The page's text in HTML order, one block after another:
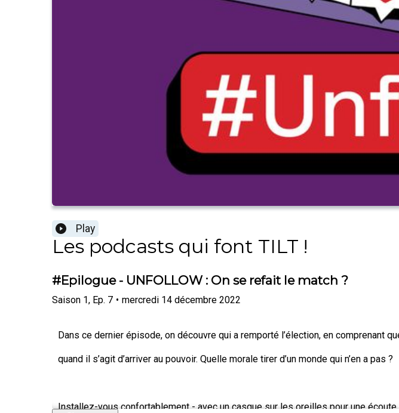
Play
Les podcasts qui font TILT !
#Epilogue - UNFOLLOW : On se refait le match ?
Saison 1, Ep. 7 • mercredi 14 décembre 2022
Dans ce dernier épisode, on découvre qui a remporté l’élection, en comprenant
quand il s’agit d’arriver au pouvoir. Quelle morale tirer d’un monde qui n’en a pas ?
Installez-vous confortablement - avec un casque sur les oreilles pour une